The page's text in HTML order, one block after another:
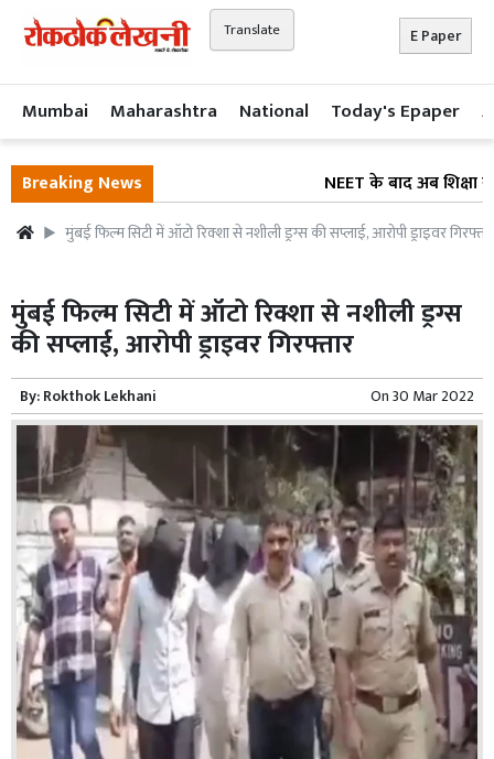
Translate E Paper
Mumbai Maharashtra National Today's Epaper
Breaking News NEET के बाद अब शिक्षा
मुंबई फिल्म सिटी में ऑटो रिक्शा से नशीली ड्रग्स की सप्लाई, आरोपी ड्राइवर गिरफ्तार
मुंबई फिल्म सिटी में ऑटो रिक्शा से नशीली ड्रग्स
की सप्लाई, आरोपी ड्राइवर गिरफ्तार
By:Rokthok Lekhani On30 Mar 2022